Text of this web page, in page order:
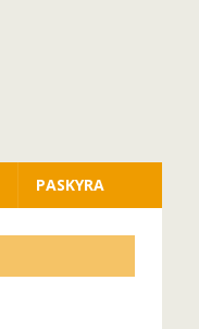
PASKYRA